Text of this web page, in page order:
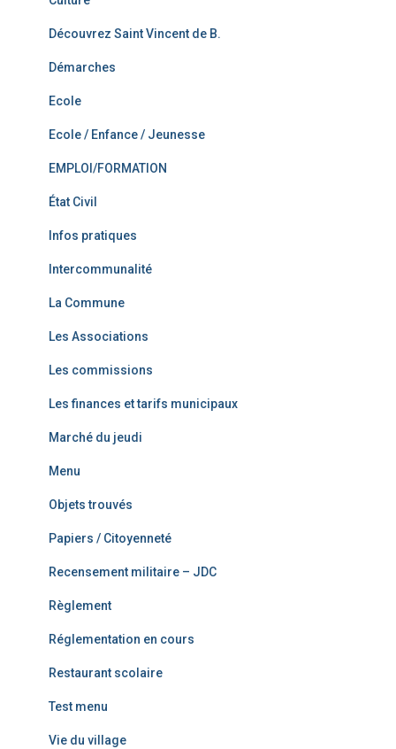
Découvrez Saint Vincent de B.
Démarches
Ecole
Ecole / Enfance / Jeunesse
EMPLOI/FORMATION
État Civil
Infos pratiques
Intercommunalité
La Commune
Les Associations
Les commissions
Les finances et tarifs municipaux
Marché du jeudi
Menu
Objets trouvés
Papiers / Citoyenneté
Recensement militaire – JDC
Règlement
Réglementation en cours
Restaurant scolaire
Test menu
Vie du village